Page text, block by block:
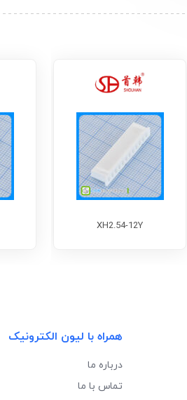
XH2.54-12Y
همراه با لیون الکترونیک
درباره ما
تماس با ما